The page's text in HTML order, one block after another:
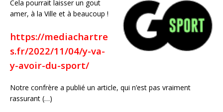
Cela pourrait laisser un gout
amer, à la Ville et à beaucoup !
https://mediachartre
s.fr/2022/11/04/y-va-
y-avoir-du-sport/
Notre confrère a publié un article, qui n’est pas vraiment
rassurant (…)